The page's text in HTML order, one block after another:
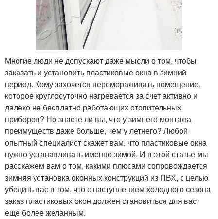
Многие люди не допускают даже мысли о том, чтобы
заказать и установить пластиковые окна в зимний
период. Кому захочется перемораживать помещение,
которое круглосуточно нагревается за счет активно и
далеко не бесплатно работающих отопительных
приборов? Но знаете ли вы, что у зимнего монтажа
преимуществ даже больше, чем у летнего? Любой
опытный специалист скажет вам, что пластиковые окна
нужно устанавливать именно зимой. И в этой статье мы
расскажем вам о том, какими плюсами сопровождается
зимняя установка оконных конструкций из ПВХ, с целью
убедить вас в том, что с наступлением холодного сезона
заказ пластиковых окон должен становиться для вас
еще более желанным.